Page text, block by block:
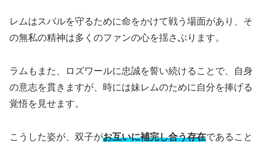
レムはスバルを守るために命をかけて戦う場面があり、そ
の無私の精神は多くのファンの心を揺さぶります。
ラムもまた、ロズワールに忠誠を誓い続けることで、自身
の意志を貫きますが、時には妹レムのために自分を捧げる
覚悟を見せます。
こうした姿が、双子がお互いに補完し合う存在であること